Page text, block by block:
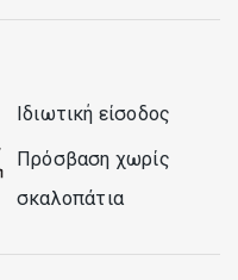
Ιδιωτική είσοδος
Πρόσβαση χωρίς
σκαλοπάτια